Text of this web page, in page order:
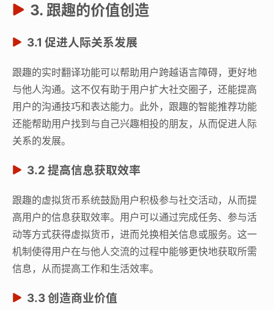
3. 跟趣的价值创造
3.1 促进人际关系发展
跟趣的实时翻译功能可以帮助用户跨越语言障碍，更好地
与他人沟通。这不仅有助于用户扩大社交圈子，还能提高
用户的沟通技巧和表达能力。此外，跟趣的智能推荐功能
还能帮助用户找到与自己兴趣相投的朋友，从而促进人际
关系的发展。
3.2 提高信息获取效率
跟趣的虚拟货币系统鼓励用户积极参与社交活动，从而提
高用户的信息获取效率。用户可以通过完成任务、参与活
动等方式获得虚拟货币，进而兑换相关信息或服务。这一
机制使得用户在与他人交流的过程中能够更快地获取所需
信息，从而提高工作和生活效率。
3.3 创造商业价值